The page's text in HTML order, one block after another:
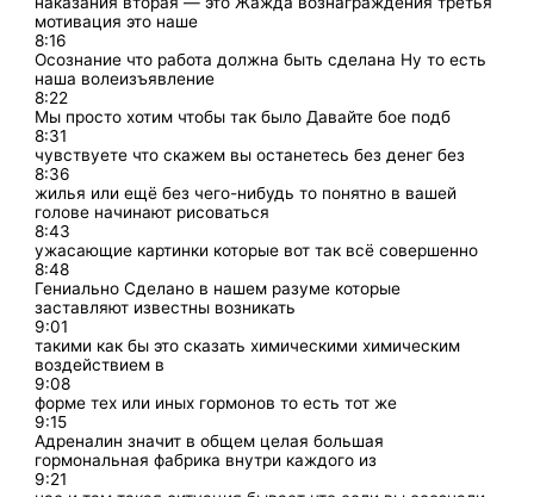
мотивация это наше
8:16
Осознание что работа должна быть сделана Ну то есть
наша волеизъявление
8:22
Мы просто хотим чтобы так было Давайте бое подб
8:31
чувствуете что скажем вы останетесь без денег без
8:36
жилья или ещё без чего-нибудь то понятно в вашей
голове начинают рисоваться
8:43
ужасающие картинки которые вот так всё совершенно
8:48
Гениально Сделано в нашем разуме которые
заставляют известны возникать
9:01
такими как бы это сказать химическими химическим
воздействием в
9:08
форме тех или иных гормонов то есть тот же
9:15
Адреналин значит в общем целая большая
гормональная фабрика внутри каждого из
9:21